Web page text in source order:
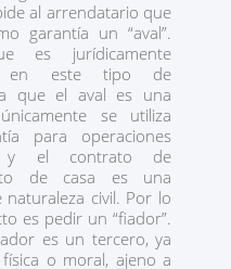
al arrendatario que
garantía un “aval”.
es jurídicamente
en este tipo de
que el aval es una
se utiliza
para operaciones
y el contrato de
de casa es una
naturaleza civil. Por lo
es pedir un “fiador”.
es un tercero, ya
o moral, ajeno a